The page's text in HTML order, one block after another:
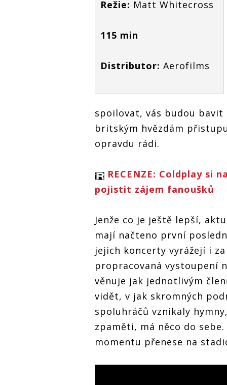
Režie: Matt Whitecross
115 min
Distributor: Aerofilms
spoilovat, vás budou
britským hvězdám
opravdu rádi.
RECENZE: Coldplay si
pojistit zájem fanoušků
Jenže co je ještě lepší,
mají načteno první
jejich koncerty vyrážejí i
propracovaná vystoupení
věnuje jak jednotlivým
vidět, v jak skromných
spoluhráčů vznikaly
zpaměti, má něco do
momentu přenese na